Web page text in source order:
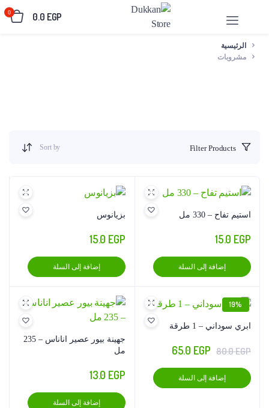
0.0 EGP
0
الرئيسية
مشروبات
Filter Products
Sort by
استيم تفاح – 330 مل
15.0 EGP
إضافة إلى السلة
بزيانوس
15.0 EGP
إضافة إلى السلة
19%
ابري سوداني – 1 طرقة
80.0EGP
السعر
الأصلي
هو:
65.0 EGP
الحالي
إضافة إلى السلة
جهينة بيور عصير اناناس – 235
مل
13.0 EGP
إضافة إلى السلة